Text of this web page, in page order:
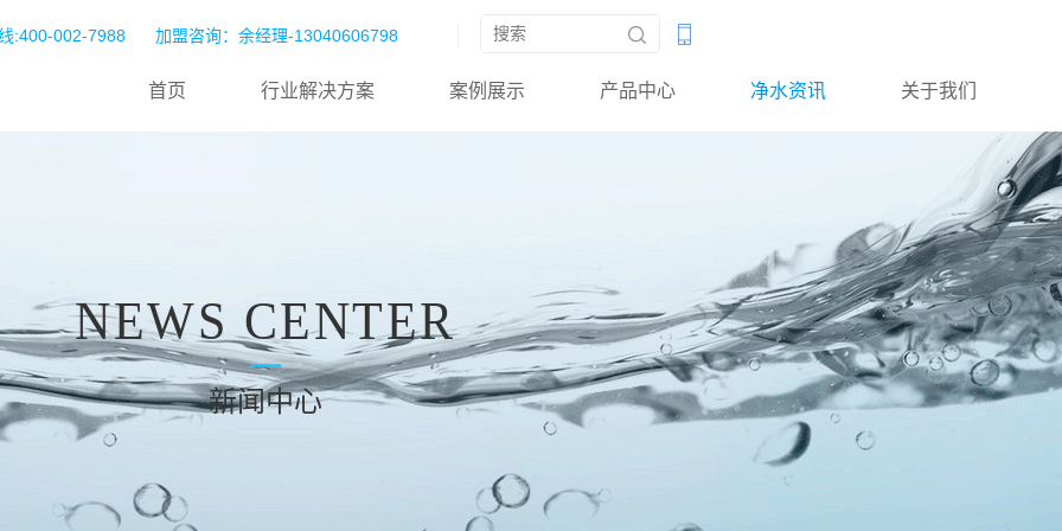
:400-002-7988 加盟咨询：余经理-13040606798
首页 行业解决方案 案例展示 产品中心 净水资讯 关于我们
NEWS CENTER
新闻中心